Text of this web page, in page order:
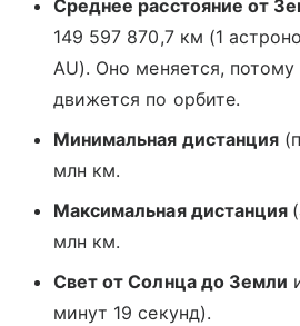
Среднее расстояние от
149 597 870,7 км (1
AU). Оно меняется, потому
движется по орбите.
Минимальная дистанция
млн км.
Максимальная дистанция
млн км.
Свет от Солнца до Земли
минут 19 секунд).